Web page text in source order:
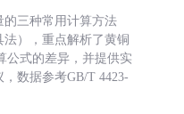
三种常用计算方法
法），重点解析了黄铜
公式的差异，并提供实
数据参考GB/T 4423-